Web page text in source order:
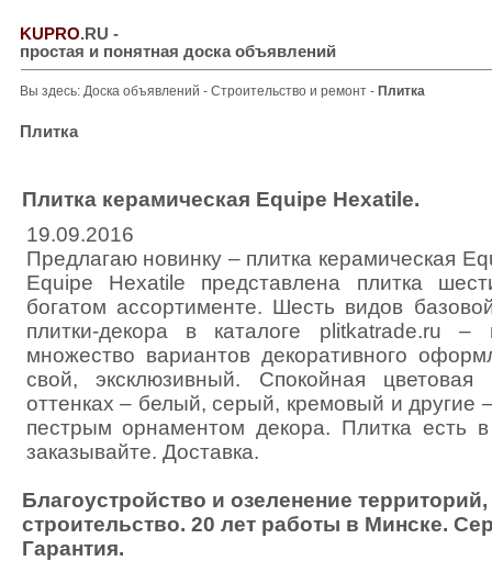
KUPRO.RU -
простая и понятная доска объявлений
Вы здесь: Доска объявлений - Строительство и ремонт - Плитка
Плитка
Плитка керамическая Equipe Hexatile.
19.09.2016
Предлагаю новинку – плитка керамическая
Equipe Hexatile представлена плитка
богатом ассортименте. Шесть видов
плитки-декора в каталоге plitkatrade.ru
множество вариантов декоративного
свой, эксклюзивный. Спокойная
оттенках – белый, серый, кремовый и другие
пестрым орнаментом декора. Плитка есть
заказывайте. Доставка.
Благоустройство и озеленение
строительство. 20 лет работы в Минске.
Гарантия.